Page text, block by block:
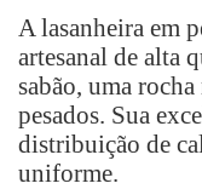
A lasanheira em
artesanal de alta
sabão, uma
pesados. Sua
distribuição de
uniforme.